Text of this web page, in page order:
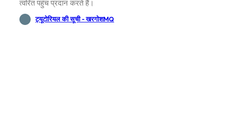
त्वरित पहुंच प्रदान करते हैं।
ट्यूटोरियल की सूची - खरगोशMQ